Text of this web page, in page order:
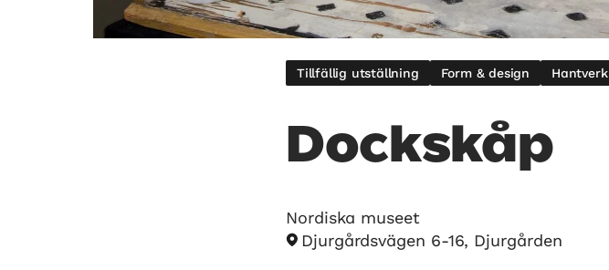
Tillfällig utställning Form & design Hantverk
Dockskåp
Nordiska museet
Djurgårdsvägen 6-16, Djurgården